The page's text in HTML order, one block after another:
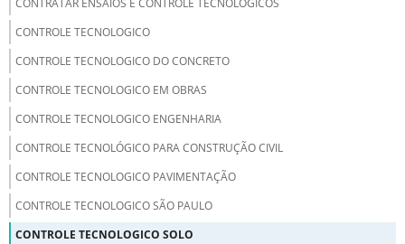
CONTRATAR ENSAIOS E CONTROLE TECNOLOGICOS
CONTROLE TECNOLOGICO
CONTROLE TECNOLOGICO DO CONCRETO
CONTROLE TECNOLOGICO EM OBRAS
CONTROLE TECNOLOGICO ENGENHARIA
CONTROLE TECNOLÓGICO PARA CONSTRUÇÃO CIVIL
CONTROLE TECNOLOGICO PAVIMENTAÇÃO
CONTROLE TECNOLOGICO SÃO PAULO
CONTROLE TECNOLOGICO SOLO